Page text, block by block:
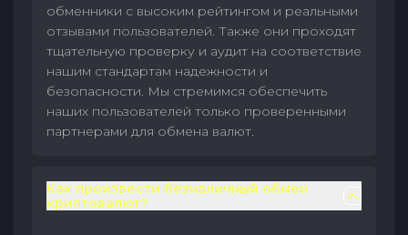
обменники с высоким рейтингом и реальными
отзывами пользователей. Также они проходят
тщательную проверку и аудит на соответствие
нашим стандартам надежности и
безопасности. Мы стремимся обеспечить
наших пользователей только проверенными
партнерами для обмена валют.
Как произвести безналичный обмен
криптовалют?